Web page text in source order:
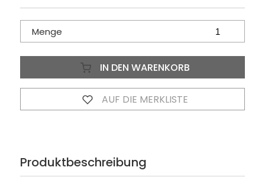
Menge
IN DEN WARENKORB
AUF DIE MERKLISTE
Produktbeschreibung